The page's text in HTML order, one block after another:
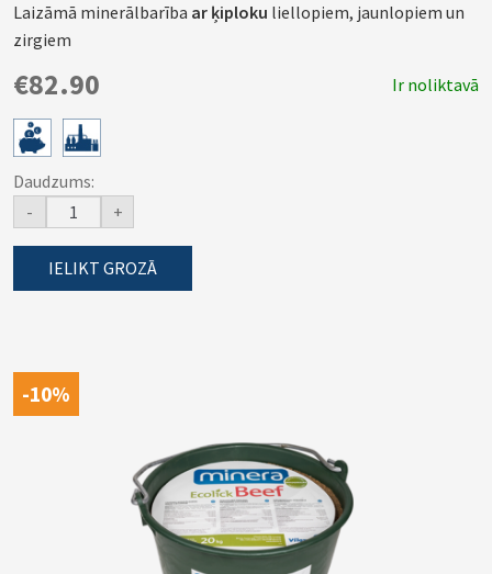
Laizāmā minerālbarība ar ķiploku liellopiem, jaunlopiem un
zirgiem
€82.90 Ir noliktavā
Daudzums:
-
+
IELIKT GROZĀ
-10%